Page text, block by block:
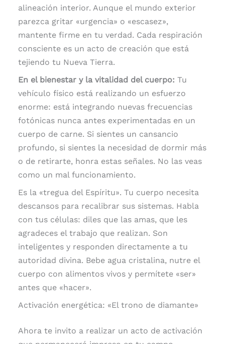
alineación interior. Aunque el mundo exterior
parezca gritar «urgencia» o «escasez»,
mantente firme en tu verdad. Cada respiración
consciente es un acto de creación que está
tejiendo tu Nueva Tierra.
En el bienestar y la vitalidad del cuerpo: Tu
vehículo físico está realizando un esfuerzo
enorme: está integrando nuevas frecuencias
fotónicas nunca antes experimentadas en un
cuerpo de carne. Si sientes un cansancio
profundo, si sientes la necesidad de dormir más
o de retirarte, honra estas señales. No las veas
como un mal funcionamiento.
Es la «tregua del Espíritu». Tu cuerpo necesita
descansos para recalibrar sus sistemas. Habla
con tus células: diles que las amas, que les
agradeces el trabajo que realizan. Son
inteligentes y responden directamente a tu
autoridad divina. Bebe agua cristalina, nutre el
cuerpo con alimentos vivos y permítete «ser»
antes que «hacer».
Activación energética: «El trono de diamante»
Ahora te invito a realizar un acto de activación